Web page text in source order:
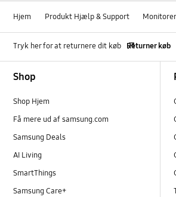
Hjem Produkt Hjælp & Support Monitorer
Tryk her for at returnere dit køb Returner køb
Shop
Shop Hjem
Få mere ud af samsung.com
Samsung Deals
AI Living
SmartThings
Samsung Care+